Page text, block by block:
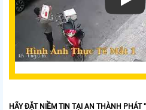
HÃY ĐẶT NIỀM TIN TẠI AN THÀNH PHÁT